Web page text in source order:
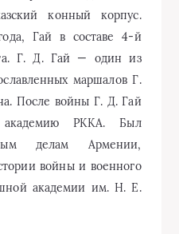
конный корпус.
Гай в составе 4-й
Г. Д. Гай — один из
маршалов Г.
После войны Г. Д. Гай
академию РККА. Был
делам Армении,
войны и военного
академии им. Н. Е.